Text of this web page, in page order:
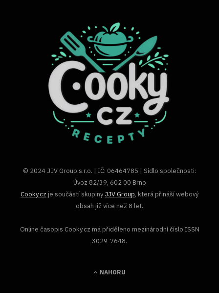
© 2024 JJV Group s.r.o. | IČ: 06464785 | Sídlo společnosti:
Úvoz 82/39, 602 00 Brno
Cooky.cz je součástí skupiny JJV Group, která přináší webový
obsah již více než 8 let.
Online časopis Cooky.cz má přiděleno mezinárodní číslo ISSN
3029-7648.
NAHORU